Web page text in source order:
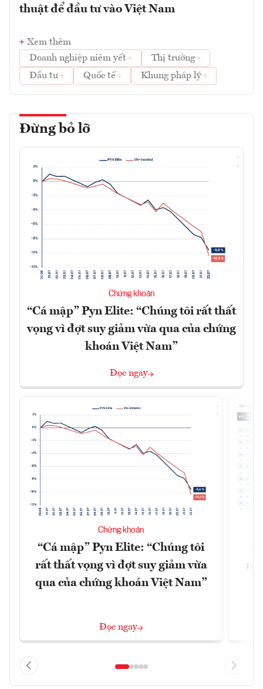
thuật để đầu tư vào Việt Nam
Xem thêm
Doanh nghiệp niêm yết
Thị trường
Đầu tư
Quốc tế Khung pháp lý
Đừng bỏ lỡ
Chứng khoán
“Cá mập” Pyn Elite: “Chúng tôi rất thất
vọng vì đợt suy giảm vừa qua của chứng
khoán Việt Nam”
Đọc ngay
Chứng khoán
“Cá mập” Pyn Elite: “Chúng tôi
rất thất vọng vì đợt suy giảm vừa
qua của chứng khoán Việt Nam”
Đọc ngay